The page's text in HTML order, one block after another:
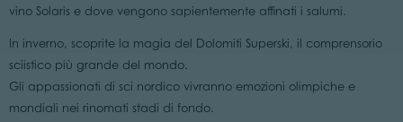
vino Solaris e dove vengono sapientemente affinati i salumi.
In inverno, scoprite la magia del Dolomiti Superski, il comprensorio
sciistico più grande del mondo.
Gli appassionati di sci nordico vivranno emozioni olimpiche e
mondiali nei rinomati stadi di fondo.